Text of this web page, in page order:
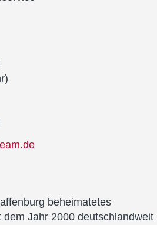
beheimatetes
Jahr 2000 deutschlandweit